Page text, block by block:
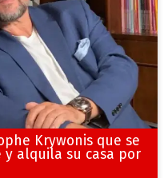
Krywonis que se
y alquila su casa por